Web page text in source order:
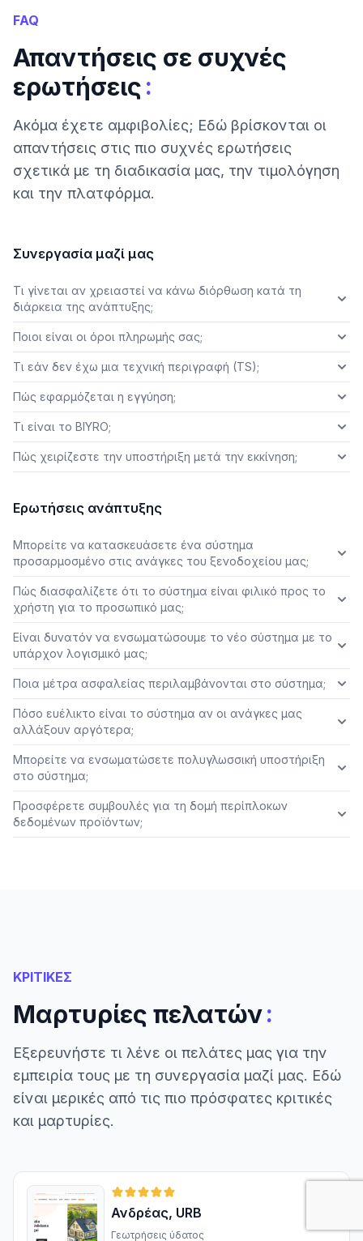
FAQ
Απαντήσεις σε συχνές
ερωτήσεις:
Ακόμα έχετε αμφιβολίες; Εδώ βρίσκονται οι
απαντήσεις στις πιο συχνές ερωτήσεις
σχετικά με τη διαδικασία μας, την τιμολόγηση
και την πλατφόρμα.
Συνεργασία μαζί μας
Τι γίνεται αν χρειαστεί να κάνω διόρθωση κατά τη
διάρκεια της ανάπτυξης;
Ποιοι είναι οι όροι πληρωμής σας;
Τι εάν δεν έχω μια τεχνική περιγραφή (TS);
Πώς εφαρμόζεται η εγγύηση;
Τι είναι το BIYRO;
Πώς χειρίζεστε την υποστήριξη μετά την εκκίνηση;
Ερωτήσεις ανάπτυξης
Μπορείτε να κατασκευάσετε ένα σύστημα
προσαρμοσμένο στις ανάγκες του ξενοδοχείου μας;
Πώς διασφαλίζετε ότι το σύστημα είναι φιλικό προς το
χρήστη για το προσωπικό μας;
Είναι δυνατόν να ενσωματώσουμε το νέο σύστημα με το
υπάρχον λογισμικό μας;
Ποια μέτρα ασφαλείας περιλαμβάνονται στο σύστημα;
Πόσο ευέλικτο είναι το σύστημα αν οι ανάγκες μας
αλλάξουν αργότερα;
Μπορείτε να ενσωματώσετε πολυγλωσσική υποστήριξη
στο σύστημα;
Προσφέρετε συμβουλές για τη δομή περίπλοκων
δεδομένων προϊόντων;
ΚΡΙΤΙΚΕΣ
Μαρτυρίες πελατών:
Εξερευνήστε τι λένε οι πελάτες μας για την
εμπειρία τους με τη συνεργασία μαζί μας. Εδώ
είναι μερικές από τις πιο πρόσφατες κριτικές
και μαρτυρίες.
Ανδρέας, URB
Γεωτρήσεις ύδατος